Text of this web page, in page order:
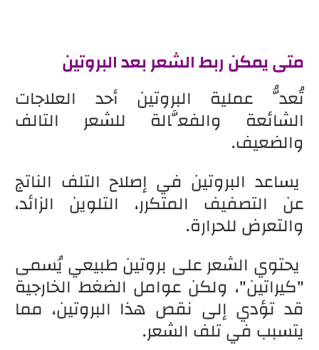
متى يمكن ربط الشعر بعد البروتين
تُعدُّ عملية البروتين أحد العلاجات
الشائعة والفعَّالة للشعر التالف
والضعيف.
يساعد البروتين في إصلاح التلف الناتج
عن التصفيف المتكرر، التلوين الزائد،
والتعرض للحرارة.
يحتوي الشعر على بروتين طبيعي يُسمى
"كيراتين"، ولكن عوامل الضغط الخارجية
قد تؤدي إلى نقص هذا البروتين، مما
يتسبب في تلف الشعر.